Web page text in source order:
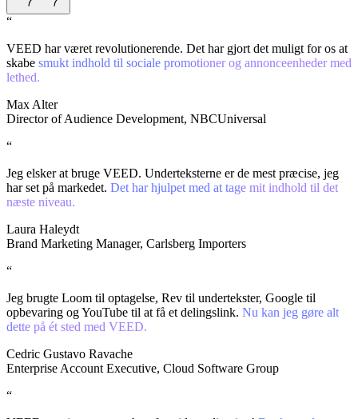
“
VEED har været revolutionerende. Det har gjort det muligt for os at
skabe smukt indhold til sociale promotioner og annonceenheder med
lethed.
Max Alter
Director of Audience Development, NBCUniversal
“
Jeg elsker at bruge VEED. Underteksterne er de mest præcise, jeg
har set på markedet. Det har hjulpet med at tage mit indhold til det
næste niveau.
Laura Haleydt
Brand Marketing Manager, Carlsberg Importers
“
Jeg brugte Loom til optagelse, Rev til undertekster, Google til
opbevaring og YouTube til at få et delingslink. Nu kan jeg gøre alt
dette på ét sted med VEED.
Cedric Gustavo Ravache
Enterprise Account Executive, Cloud Software Group
“